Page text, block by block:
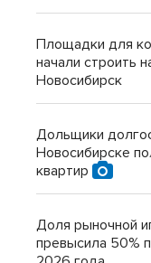
Площадки для
начали строить
Новосибирск
Дольщики
Новосибирске
квартир
Доля рыночной
превысила 50%